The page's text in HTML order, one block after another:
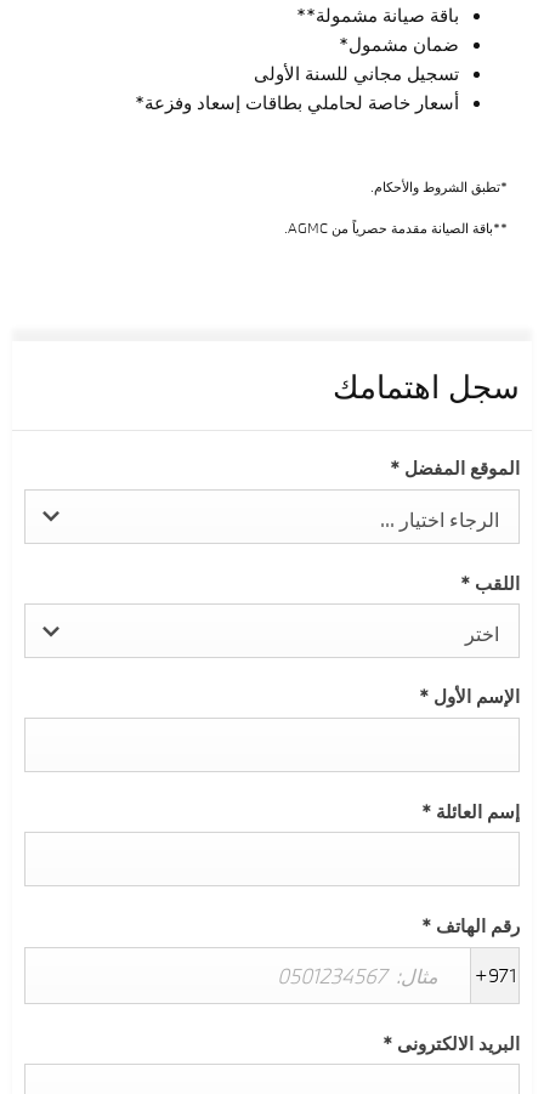
باقة صيانة مشمولة**
ضمان مشمول*
تسجيل مجاني للسنة الأولى
أسعار خاصة لحاملي بطاقات إسعاد وفزعة*
*تطبق الشروط والأحكام.
**باقة الصيانة مقدمة حصرياً من AGMC.
سجل اهتمامك
الموقع المفضل *
الرجاء اختيار ...
اللقب *
اختر
الإسم الأول *
إسم العائلة *
رقم الهاتف *
+971
البريد الالكترونى *